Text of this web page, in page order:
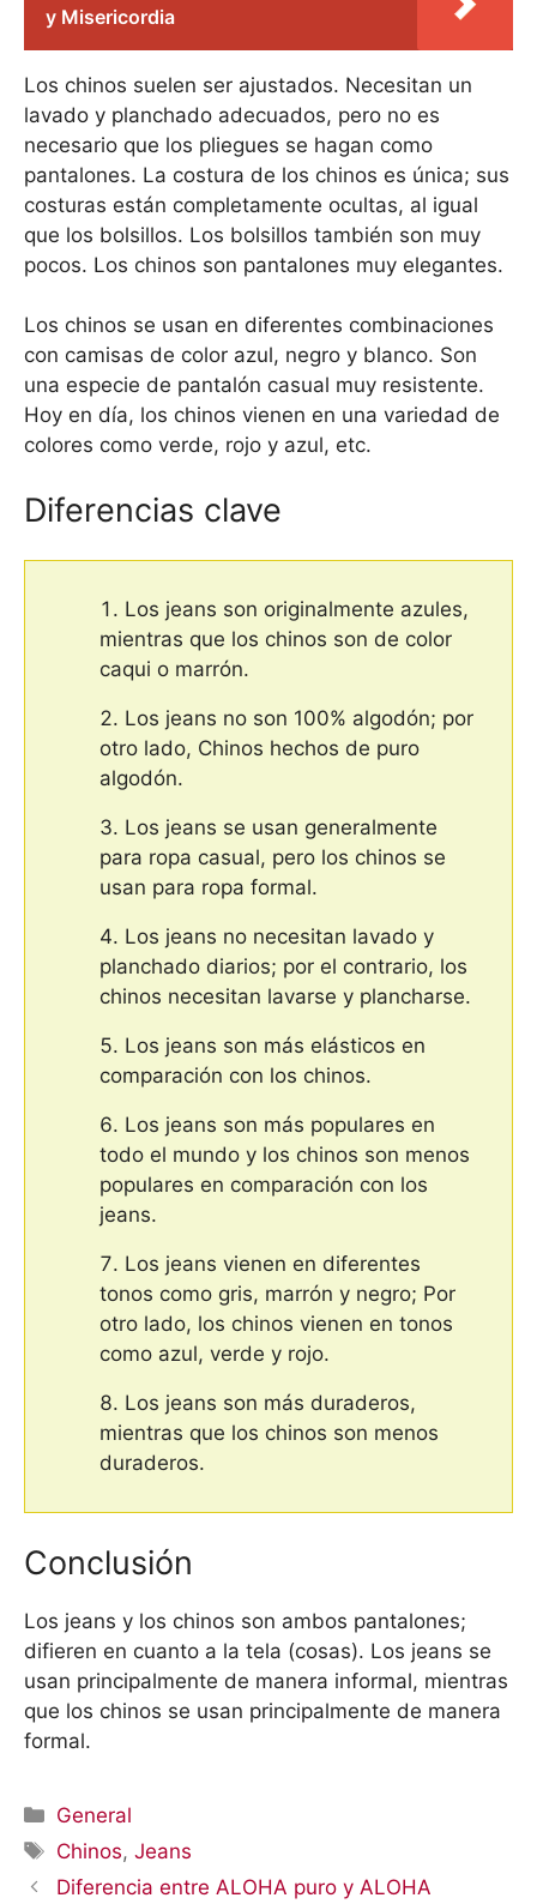
y Misericordia
Los chinos suelen ser ajustados. Necesitan un
lavado y planchado adecuados, pero no es
necesario que los pliegues se hagan como
pantalones. La costura de los chinos es única; sus
costuras están completamente ocultas, al igual
que los bolsillos. Los bolsillos también son muy
pocos. Los chinos son pantalones muy elegantes.
Los chinos se usan en diferentes combinaciones
con camisas de color azul, negro y blanco. Son
una especie de pantalón casual muy resistente.
Hoy en día, los chinos vienen en una variedad de
colores como verde, rojo y azul, etc.
Diferencias clave
Los jeans son originalmente azules,
mientras que los chinos son de color
caqui o marrón.
Los jeans no son 100% algodón; por
otro lado, Chinos hechos de puro
algodón.
Los jeans se usan generalmente
para ropa casual, pero los chinos se
usan para ropa formal.
Los jeans no necesitan lavado y
planchado diarios; por el contrario, los
chinos necesitan lavarse y plancharse.
Los jeans son más elásticos en
comparación con los chinos.
Los jeans son más populares en
todo el mundo y los chinos son menos
populares en comparación con los
jeans.
Los jeans vienen en diferentes
tonos como gris, marrón y negro; Por
otro lado, los chinos vienen en tonos
como azul, verde y rojo.
Los jeans son más duraderos,
mientras que los chinos son menos
duraderos.
Conclusión
Los jeans y los chinos son ambos pantalones;
difieren en cuanto a la tela (cosas). Los jeans se
usan principalmente de manera informal, mientras
que los chinos se usan principalmente de manera
formal.
Categorías
General
Etiquetas
Chinos,Jeans
Diferencia entre ALOHA puro y ALOHA